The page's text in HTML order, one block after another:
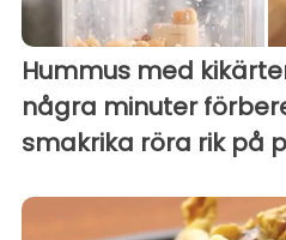
Hummus med
några minuter
smakrika röra rik på